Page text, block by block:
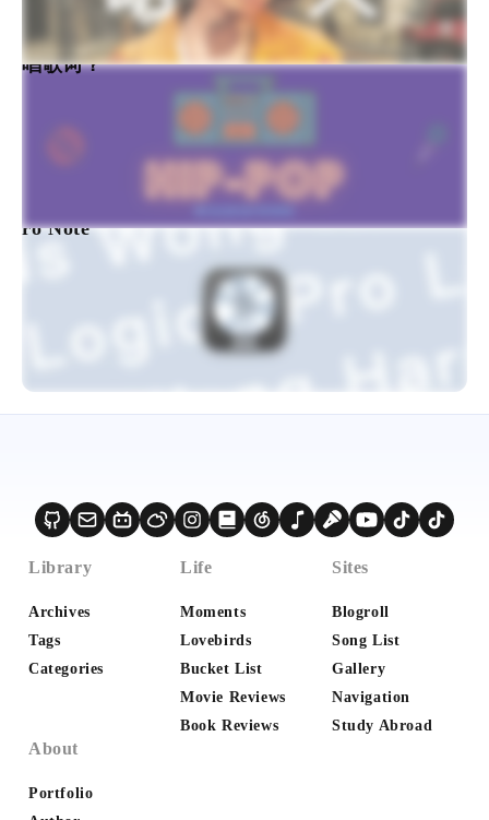
唱歌词？
Pro Note
Library
Archives
Tags
Categories
Life
Moments
Lovebirds
Bucket List
Movie Reviews
Book Reviews
Sites
Blogroll
Song List
Gallery
Navigation
Study Abroad
About
Portfolio